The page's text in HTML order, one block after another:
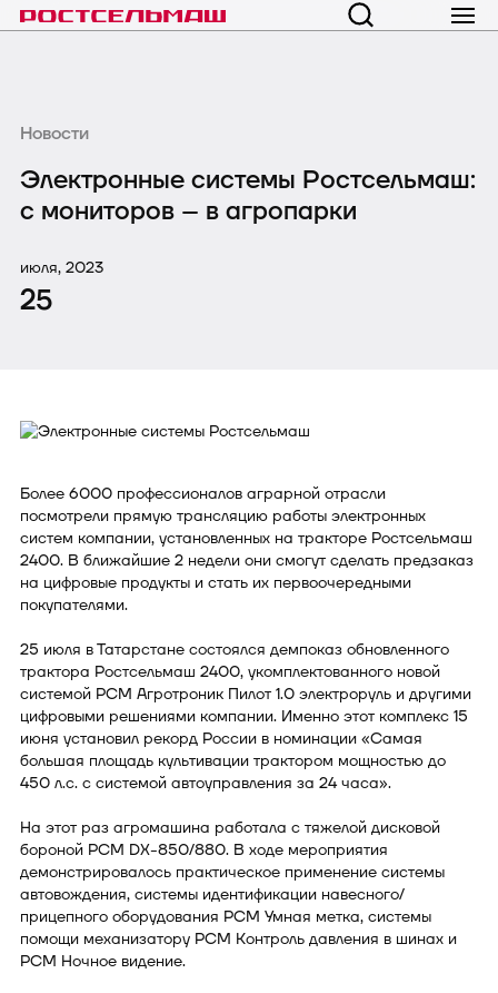
Новости
Электронные системы Ростсельмаш:
с мониторов – в агропарки
июля, 2023
25
Более 6000 профессионалов аграрной отрасли
посмотрели прямую трансляцию работы электронных
систем компании, установленных на тракторе Ростсельмаш
2400. В ближайшие 2 недели они смогут сделать предзаказ
на цифровые продукты и стать их первоочередными
покупателями.
25 июля в Татарстане состоялся демпоказ обновленного
трактора Ростсельмаш 2400, укомплектованного новой
системой РСМ Агротроник Пилот 1.0 электроруль и другими
цифровыми решениями компании. Именно этот комплекс 15
июня установил рекорд России в номинации «Самая
большая площадь культивации трактором мощностью до
450 л.с. с системой автоуправления за 24 часа».
На этот раз агромашина работала с тяжелой дисковой
бороной РСМ DX-850/880. В ходе мероприятия
демонстрировалось практическое применение системы
автовождения, системы идентификации навесного/
прицепного оборудования РСМ Умная метка, системы
помощи механизатору РСМ Контроль давления в шинах и
РСМ Ночное видение.